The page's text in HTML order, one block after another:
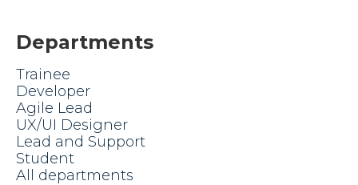
Departments
Trainee
Developer
Agile Lead
UX/UI Designer
Lead and Support
Student
All departments